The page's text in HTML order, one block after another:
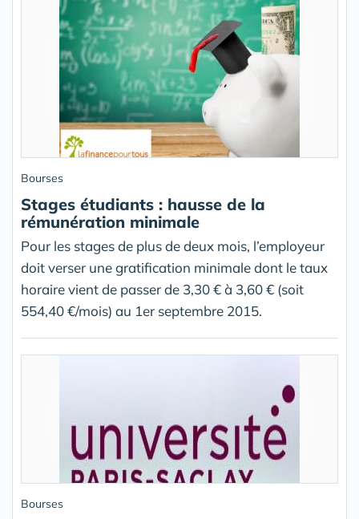
Bourses
Stages étudiants : hausse de la
rémunération minimale
Pour les stages de plus de deux mois, l’employeur
doit verser une gratification minimale dont le taux
horaire vient de passer de 3,30 € à 3,60 € (soit
554,40 €/mois) au 1er septembre 2015.
Bourses